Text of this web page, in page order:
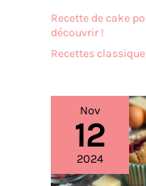
Recette de cake
découvrir !
Recettes
Nov
12
2024